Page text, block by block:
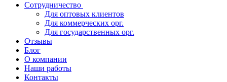
Сотрудничество
Для оптовых клиентов
Для коммерческих орг.
Для государственных орг.
Отзывы
Блог
О компании
Наши работы
Контакты